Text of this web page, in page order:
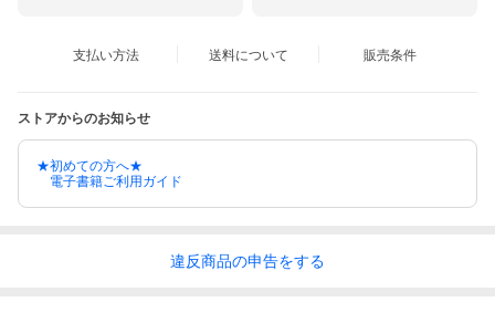
支払い方法 送料について 販売条件
ストアからのお知らせ
★初めての方へ★
電子書籍ご利用ガイド
違反商品の申告をする